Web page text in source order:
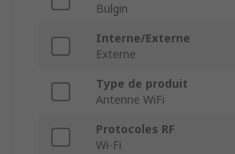
Bulgin
Interne/Externe
Externe
Type de produit
Antenne WiFi
Protocoles RF
Wi-Fi